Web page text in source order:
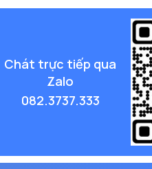
Chát trực tiếp qua
Zalo
082.3737.333